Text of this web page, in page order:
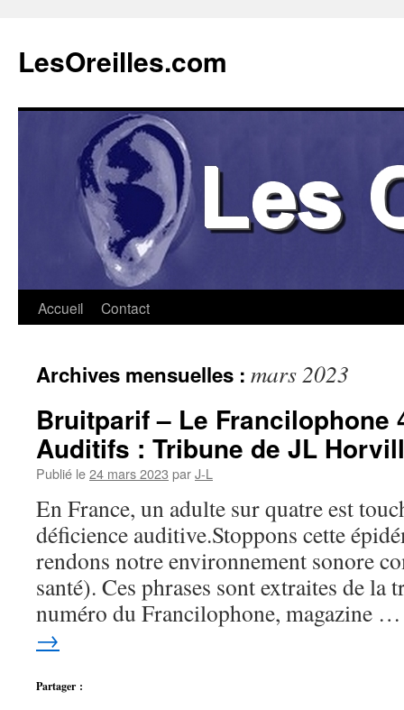
contenu
LesOreilles.com
Accueil Contact
Archives mensuelles : mars 2023
Bruitparif – Le Francilophone
Auditifs : Tribune de JL
Publié le24 mars 2023 parJ-L
En France, un adulte sur quatre est
déficience auditive.Stoppons cette
rendons notre environnement sonore
santé). Ces phrases sont extraites de la
numéro du Francilophone, magazine
→
Partager :